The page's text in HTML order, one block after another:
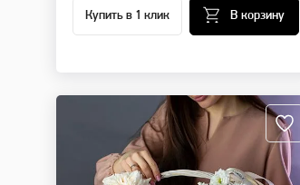
Купить в 1 клик В корзину